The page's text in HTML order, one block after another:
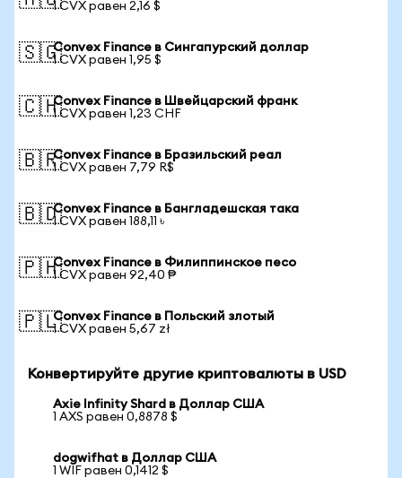
1 CVX равен 2,16 $
🇸🇬Convex Finance в Сингапурский доллар
1 CVX равен 1,95 $
🇨🇭Convex Finance в Швейцарский франк
1 CVX равен 1,23 CHF
🇧🇷Convex Finance в Бразильский реал
1 CVX равен 7,79 R$
🇧🇩Convex Finance в Бангладешская така
1 CVX равен 188,11 ৳
🇵🇭Convex Finance в Филиппинское песо
1 CVX равен 92,40 ₱
🇵🇱Convex Finance в Польский злотый
1 CVX равен 5,67 zł
Конвертируйте другие криптовалюты в USD
Axie Infinity Shard в Доллар США
1 AXS равен 0,8878 $
dogwifhat в Доллар США
1 WIF равен 0,1412 $